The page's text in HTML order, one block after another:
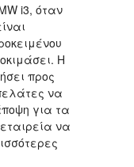
i3, όταν
Η
προς
να
για τα
να